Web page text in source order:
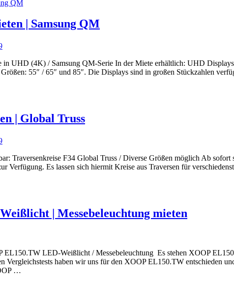
| Samsung QM
UHD (4K) / Samsung QM-Serie In der Miete erhältlich: UHD
55″ / 65″ und 85″. Die Displays sind in großen Stückzahlen
| Global Truss
Traversenkreise F34 Global Truss / Diverse Größen möglich Ab
Verfügung. Es lassen sich hiermit Kreise aus Traversen für
| Messebeleuchtung mieten
EL150.TW LED-Weißlicht / Messebeleuchtung Es stehen XOOP
Vergleichstests haben wir uns für den XOOP EL150.TW entschieden
…